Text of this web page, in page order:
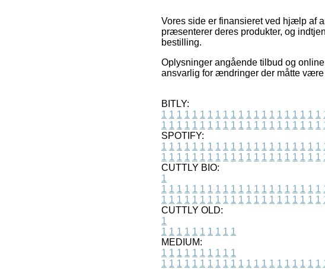
Vores side er finansieret ved hjælp af
præsenterer deres produkter, og
bestilling.
Oplysninger angående tilbud og
ansvarlig for ændringer der måtte
BITLY:
1 1 1 1 1 1 1 1 1 1 1 1 1 1 1 1 1 1 1 1 1
1 1 1 1 1 1 1 1 1 1 1 1 1 1 1 1 1 1 1 1 1
SPOTIFY:
1 1 1 1 1 1 1 1 1 1 1 1 1 1 1 1 1 1 1 1 1
1 1 1 1 1 1 1 1 1 1 1 1 1 1 1 1 1 1 1 1 1
CUTTLY BIO:
1
1 1 1 1 1 1 1 1 1 1 1 1 1 1 1 1 1 1 1 1 1
1 1 1 1 1 1 1 1 1 1 1 1 1 1 1 1 1 1 1 1 1
CUTTLY OLD:
1
1 1 1 1 1 1 1 1 1 1
MEDIUM:
1 1 1 1 1 1 1 1 1 1
1 1 1 1 1 1 1 1 1 1 1 1 1 1 1 1 1 1 1 1 1